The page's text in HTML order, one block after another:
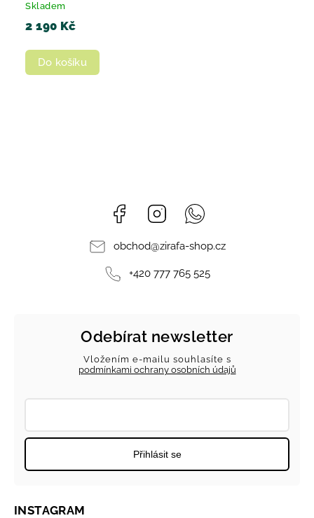
Skladem
2 190 Kč
Do košíku
Facebook Instagram
obchod@zirafa-shop.cz
+420 777 765 525
Odebírat newsletter
Vložením e-mailu souhlasíte s
podmínkami ochrany osobních údajů
Přihlásit se
INSTAGRAM